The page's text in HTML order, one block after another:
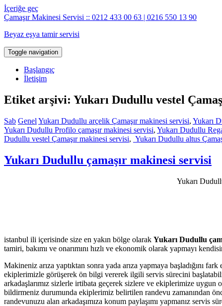
İçeriğe geç
Çamaşır Makinesi Servisi :: 0212 433 00 63 | 0216 550 13 90
Beyaz eşya tamir servisi
Toggle navigation
Başlangıç
İletişim
Etiket arşivi: Yukarı Dudullu vestel
Sab Genel Yukarı Dudullu arçelik Çamaşır makinesi servisi, Yukarı
Yukarı Dudullu Profilo çamaşır makinesi servisi, Yukarı Dudullu
Dudullu vestel Çamaşır makinesi servisi, Yukarı Dudullu altus
Yukarı Dudullu çamaşır makinesi servisi
Yukarı
istanbul ili içerisinde size en yakın bölge olarak Yukarı Dudullu
tamiri, bakımı ve onarımını hızlı ve ekonomik olarak yapmayı
Makineniz arıza yaptıktan sonra yada arıza yapmaya başladığını
ekiplerimizle görüşerek ön bilgi vererek ilgili servis sürecini
arkadaşlarımız sizlerle irtibata geçerek sizlere ve ekiplerimize
bildirmeniz durumunda ekiplerimiz belirtilen randevu zamanından
randevunuzu alan arkadaşımıza konum paylaşımı yapmanız servis